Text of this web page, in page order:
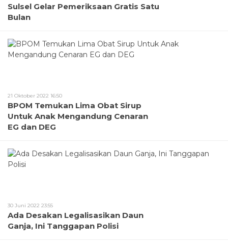
Sulsel Gelar Pemeriksaan Gratis Satu
Bulan
21 Oktober 2022 16:50
BPOM Temukan Lima Obat Sirup
Untuk Anak Mengandung Cenaran
EG dan DEG
30 Juni 2022 23:55
Ada Desakan Legalisasikan Daun
Ganja, Ini Tanggapan Polisi